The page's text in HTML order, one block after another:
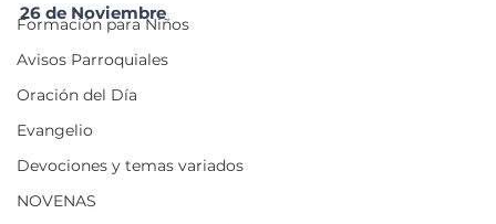
Formación para Niños
Avisos Parroquiales
Oración del Día
Evangelio
Devociones y temas variados
NOVENAS
26 de Noviembre